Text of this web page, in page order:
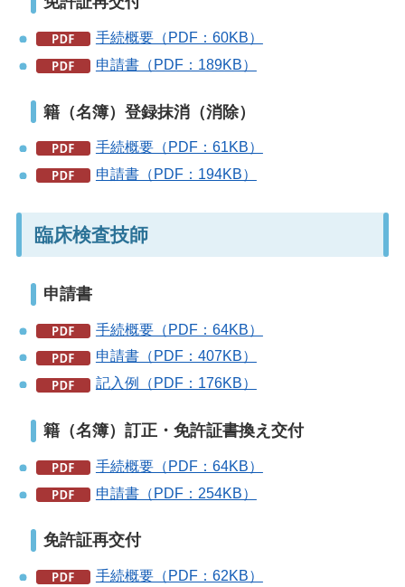
手続概要（PDF：60KB）
申請書（PDF：189KB）
籍（名簿）登録抹消（消除）
手続概要（PDF：61KB）
申請書（PDF：194KB）
臨床検査技師
申請書
手続概要（PDF：64KB）
申請書（PDF：407KB）
記入例（PDF：176KB）
籍（名簿）訂正・免許証書換え交付
手続概要（PDF：64KB）
申請書（PDF：254KB）
免許証再交付
手続概要（PDF：62KB）